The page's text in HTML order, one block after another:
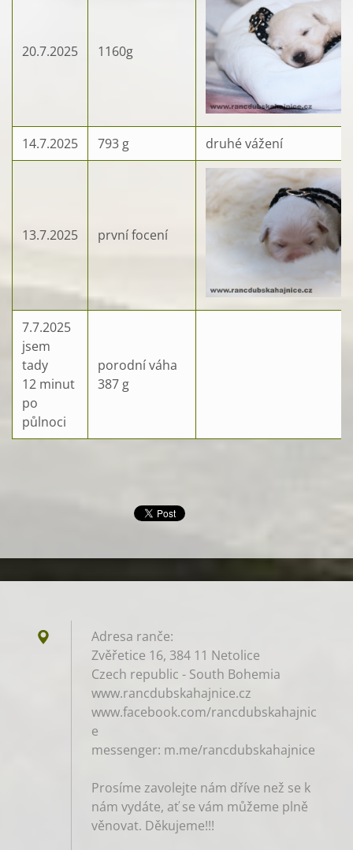
20.7.2025 1160g
14.7.2025 793 g druhé vážení
13.7.2025 první focení
7.7.2025
jsem
tady
12 minut
po
půlnoci
porodní váha
387 g
Adresa ranče:
Zvěřetice 16, 384 11 Netolice
Czech republic - South Bohemia
www.rancdubskahajnice.cz
www.facebook.com/rancdubskahajnic
e
messenger: m.me/rancdubskahajnice
Prosíme zavolejte nám dříve než se k
nám vydáte, ať se vám můžeme plně
věnovat. Děkujeme!!!